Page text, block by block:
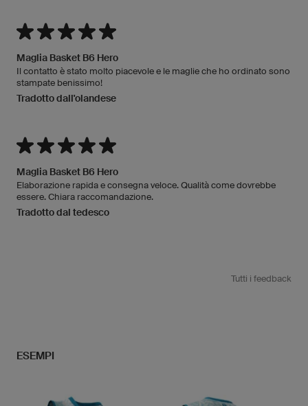
Maglia Basket B6 Hero
Il contatto è stato molto piacevole e le maglie che ho ordinato sono
stampate benissimo!
Tradotto dall'olandese
Maglia Basket B6 Hero
Elaborazione rapida e consegna veloce. Qualità come dovrebbe
essere. Chiara raccomandazione.
Tradotto dal tedesco
Tutti i feedback
ESEMPI